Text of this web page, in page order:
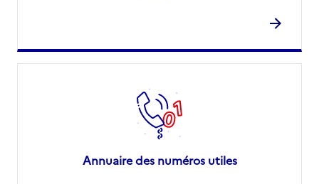
Annuaire des numéros utiles